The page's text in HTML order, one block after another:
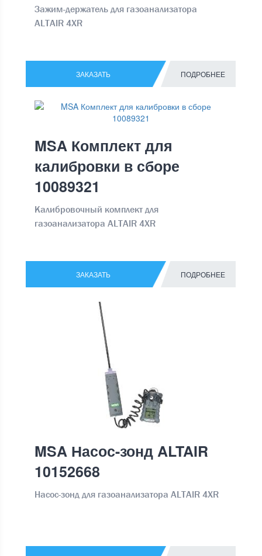
Зажим-держатель для газоанализатора
ALTAIR 4XR
ЗАКАЗАТЬ ПОДРОБНЕЕ
MSA Комплект для
калибровки в сборе
10089321
Калибровочный комплект для
газоанализатора ALTAIR 4XR
ЗАКАЗАТЬ ПОДРОБНЕЕ
MSA Насос-зонд ALTAIR
10152668
Насос-зонд для газоанализатора ALTAIR 4XR